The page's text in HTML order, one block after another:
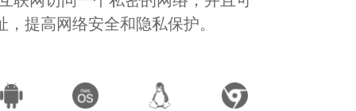
提高网络安全和隐私保护。